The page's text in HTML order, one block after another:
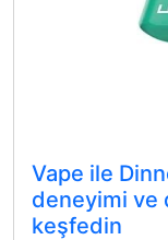
Vape ile
deneyimi ve
keşfedin